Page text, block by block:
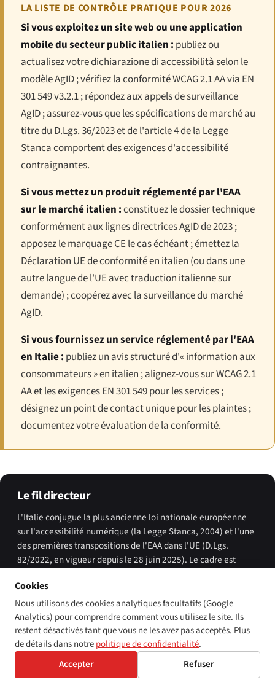
LA LISTE DE CONTRÔLE PRATIQUE POUR 2026
Si vous exploitez un site web ou une application
mobile du secteur public italien : publiez ou
actualisez votredichiarazione di accessibilitàselon le
modèle AgID ; vérifiez la conformité WCAG 2.1 AA via EN
301 549 v3.2.1 ; répondez aux appels de surveillance
AgID ; assurez-vous que les spécifications de marché au
titre du D.Lgs. 36/2023 et de l'article 4 de la Legge
Stanca comportent des exigences d'accessibilité
contraignantes.
Si vous mettez un produit réglementé par l'EAA
sur le marché italien :constituez le dossier technique
conformément aux lignes directrices AgID de 2023 ;
apposez le marquage CE le cas échéant ; émettez la
Déclaration UE de conformité en italien (ou dans une
autre langue de l'UE avec traduction italienne sur
demande) ; coopérez avec la surveillance du marché
AgID.
Si vous fournissez un service réglementé par l'EAA
en Italie : publiez un avis structuré d'« information aux
consommateurs » en italien ; alignez-vous sur WCAG 2.1
AA et les exigences EN 301 549 pour les services ;
désignez un point de contact unique pour les plaintes ;
documentez votre évaluation de la conformité.
Le fil directeur
L'Italie conjugue la plus ancienne loi nationale européenne
sur l'accessibilité numérique (la Legge Stanca, 2004) et l'une
des premières transpositions de l'EAA dans l'UE (D.Lgs.
82/2022, en vigueur depuis le 28 juin 2025). Le cadre est
est de savoir si la méthodologie de surveillance d'AgID,
complétée par le contentieux civil au titre de la Legge
67/2006 et le rôle d'organisme d'égalité de l'UNAR, peut
combler l'écart de conformité au sein des administrations
infra-nationales décentralisées de l'Italie. Le plafond de 40
000 € par infraction de l'EAA est dans la moyenne de l'UE,
mais c'est la disqualification des marchés publics et les
Cookies
Nous utilisons des cookies analytiques facultatifs (Google
Analytics) pour comprendre comment vous utilisez le site. Ils
restent désactivés tant que vous ne les avez pas acceptés. Plus
de détails dans notrepolitique de confidentialité.
Accepter
Refuser